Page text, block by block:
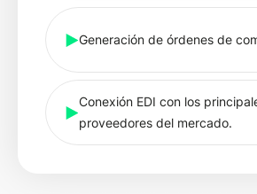
Generación de órdenes de
Conexión EDI con los
proveedores del mercado.